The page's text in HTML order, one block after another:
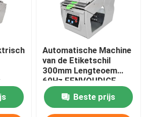
de schroefvoeder
Automatische Machine
van de Etiketschil
300mm Lengteoem
60Hz EENVOUDIGE
VERRICHTING
Beste prijs